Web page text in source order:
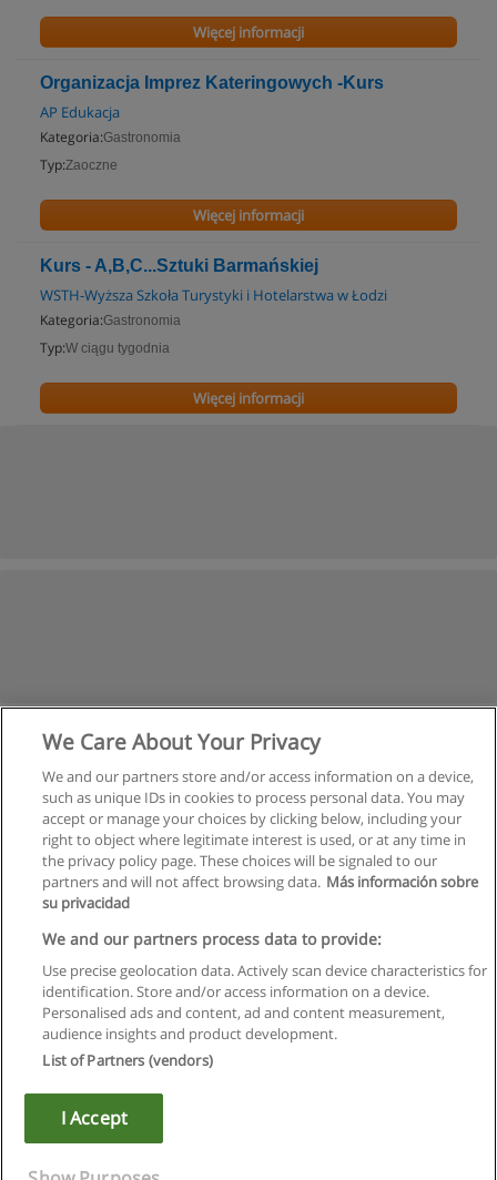
Więcej informacji
Organizacja Imprez Kateringowych -Kurs
AP Edukacja
Kategoria:Gastronomia
Typ:Zaoczne
Więcej informacji
Kurs - A,B,C...Sztuki Barmańskiej
WSTH-Wyższa Szkoła Turystyki i Hotelarstwa w Łodzi
Kategoria:Gastronomia
Typ:W ciągu tygodnia
Więcej informacji
Regulamin
Polityka ochrony danych osobowych
Kontakt z Educaedu
Copyright © Educaedu Business S.L. - CIF : B-95610580: -
We Care About Your Privacy
We and our partners store and/or access information on a device,
such as unique IDs in cookies to process personal data. You may
accept or manage your choices by clicking below, including your
right to object where legitimate interest is used, or at any time in
the privacy policy page. These choices will be signaled to our
partners and will not affect browsing data. Más información sobre
su privacidad
We and our partners process data to provide:
Use precise geolocation data. Actively scan device characteristics for
identification. Store and/or access information on a device.
Personalised ads and content, ad and content measurement,
audience insights and product development.
List of Partners (vendors)
I Accept